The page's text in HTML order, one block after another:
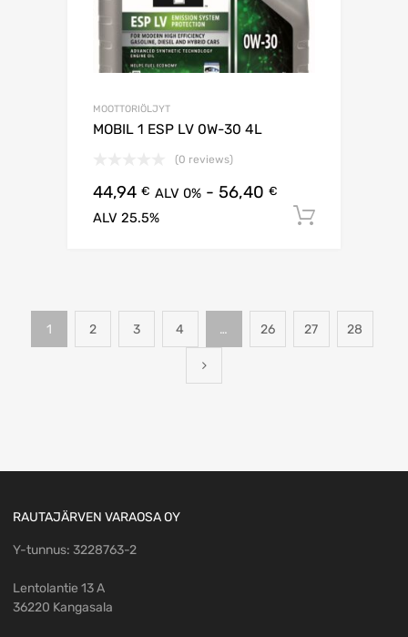
MOOTTORIÖLJYT
MOBIL 1 ESP LV 0W-30 4L
(0 reviews)
44,94 € ALV 0% - 56,40 €
ALV 25.5%
1 2 3 4 … 26 27 28
RAUTAJÄRVEN VARAOSA OY
Y-tunnus: 3228763-2
Lentolantie 13 A
36220 Kangasala